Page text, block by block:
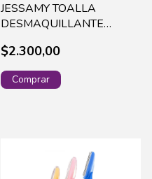
JESSAMY TOALLA
DESMAQUILLANTE
$2.300,00